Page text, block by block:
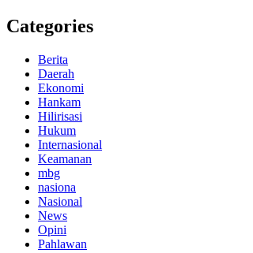
Categories
Berita
Daerah
Ekonomi
Hankam
Hilirisasi
Hukum
Internasional
Keamanan
mbg
nasiona
Nasional
News
Opini
Pahlawan